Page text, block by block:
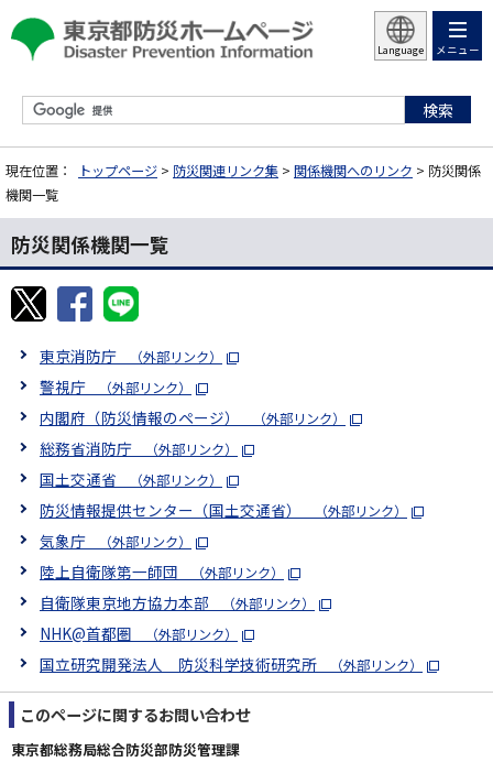
Language メニュー
現在位置： トップページ > 防災関連リンク集 > 関係機関へのリンク > 防災関係
機関一覧
防災関係機関一覧
東京消防庁 （外部リンク）
警視庁 （外部リンク）
内閣府（防災情報のページ） （外部リンク）
総務省消防庁 （外部リンク）
国土交通省 （外部リンク）
防災情報提供センター（国土交通省） （外部リンク）
気象庁 （外部リンク）
陸上自衛隊第一師団 （外部リンク）
自衛隊東京地方協力本部 （外部リンク）
NHK@首都圏 （外部リンク）
国立研究開発法人 防災科学技術研究所 （外部リンク）
このページに関するお問い合わせ
東京都総務局総合防災部防災管理課